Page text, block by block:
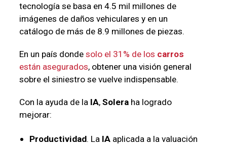
tecnología se basa en 4.5 mil millones de
imágenes de daños vehiculares y en un
catálogo de más de 8.9 millones de piezas.
En un país donde solo el 31% de los carros
están asegurados, obtener una visión general
sobre el siniestro se vuelve indispensable.
Con la ayuda de la IA, Soleraha logrado
mejorar:
Productividad. La IAaplicada a la valuación